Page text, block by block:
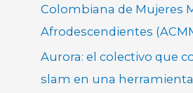
Colombiana de Mujeres
Afrodescendientes
Aurora: el colectivo que
slam en una